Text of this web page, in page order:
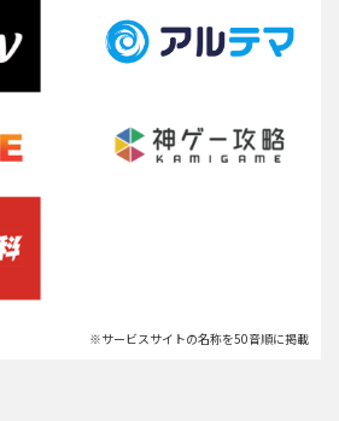
※サービスサイトの名称を50音順に掲載